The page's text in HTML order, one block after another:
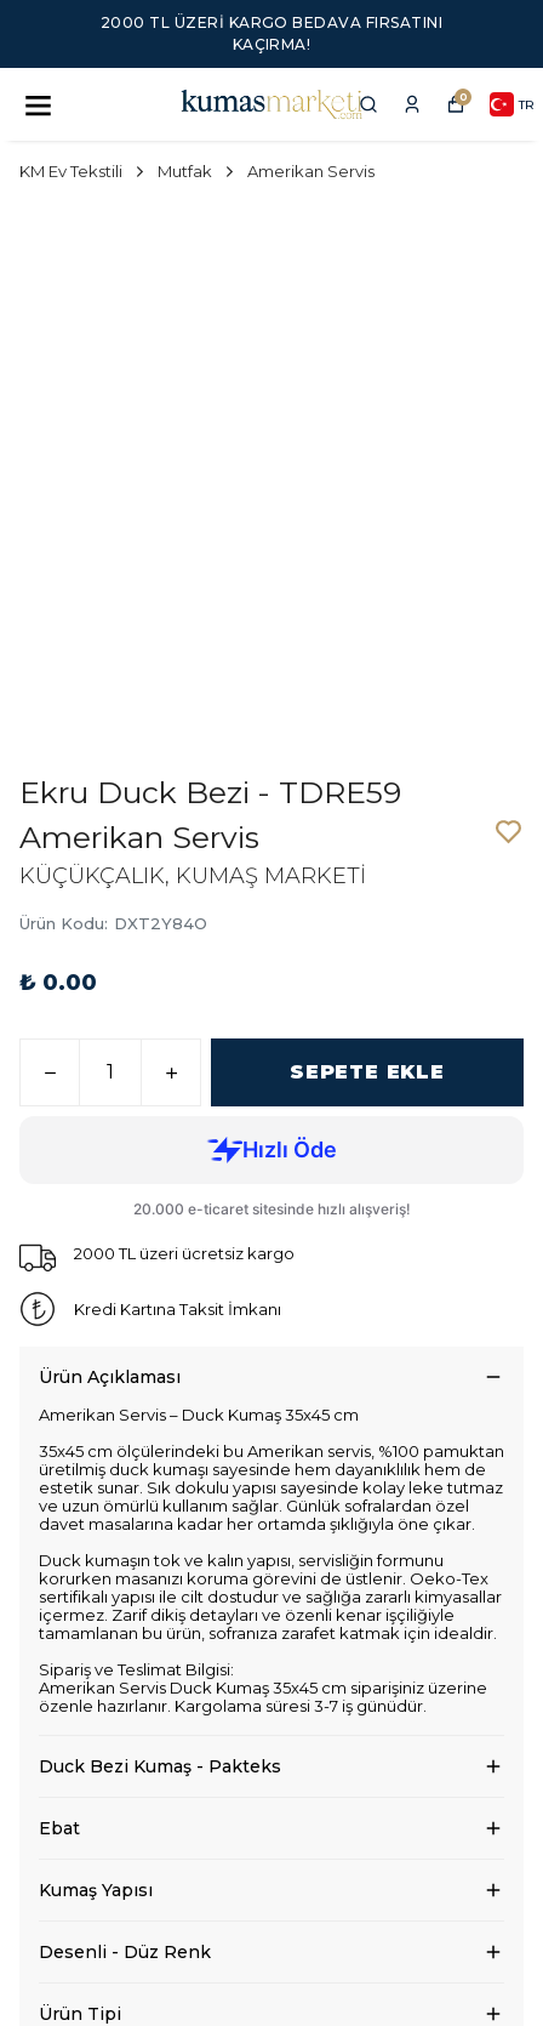
2000 TL ÜZERI KARGO BEDAVA FIRSATINI
KAÇIRMA!
0 TR
KM Ev Tekstili Mutfak Amerikan Servis
Ekru Duck Bezi - TDRE59
Amerikan Servis
KÜÇÜKÇALIK, KUMAŞ MARKETİ
Ürün Kodu: DXT2Y84O
₺ 0.00
SEPETE EKLE
2000 TL üzeri ücretsiz kargo
Kredi Kartına Taksit İmkanı
Ürün Açıklaması
Amerikan Servis – Duck Kumaş 35x45 cm
35x45 cm ölçülerindeki bu Amerikan servis, %100 pamuktan
üretilmiş duck kumaşı sayesinde hem dayanıklılık hem de
estetik sunar. Sık dokulu yapısı sayesinde kolay leke tutmaz
ve uzun ömürlü kullanım sağlar. Günlük sofralardan özel
davet masalarına kadar her ortamda şıklığıyla öne çıkar.
Duck kumaşın tok ve kalın yapısı, servisliğin formunu
korurken masanızı koruma görevini de üstlenir. Oeko-Tex
sertifikalı yapısı ile cilt dostudur ve sağlığa zararlı kimyasallar
içermez. Zarif dikiş detayları ve özenli kenar işçiliğiyle
tamamlanan bu ürün, sofranıza zarafet katmak için idealdir.
Sipariş ve Teslimat Bilgisi:
Amerikan Servis Duck Kumaş 35x45 cm siparişiniz üzerine
özenle hazırlanır. Kargolama süresi 3-7 iş günüdür.
Duck Bezi Kumaş - Pakteks
Ebat
Kumaş Yapısı
Desenli - Düz Renk
Ürün Tipi